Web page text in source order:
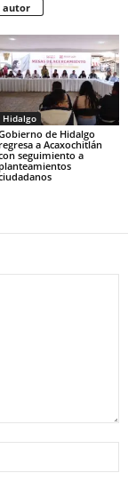
autor
Hidalgo
de Hidalgo
regresa a Acaxochitlán
seguimiento a
planteamientos